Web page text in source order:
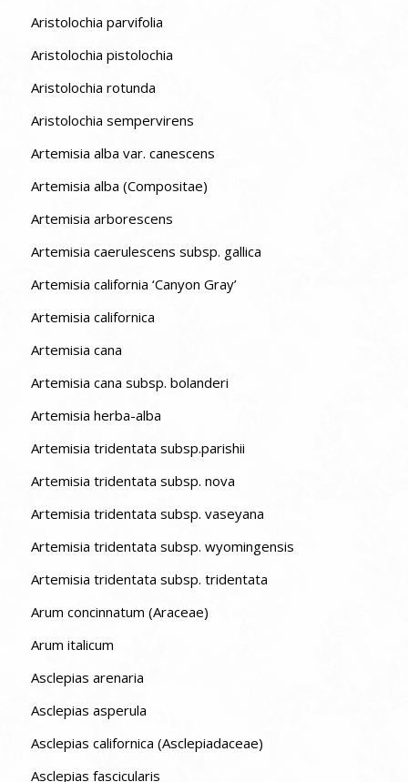
Aristolochia parvifolia
Aristolochia pistolochia
Aristolochia rotunda
Aristolochia sempervirens
Artemisia alba var. canescens
Artemisia alba (Compositae)
Artemisia arborescens
Artemisia caerulescens subsp. gallica
Artemisia california ‘Canyon Gray’
Artemisia californica
Artemisia cana
Artemisia cana subsp. bolanderi
Artemisia herba-alba
Artemisia tridentata subsp.parishii
Artemisia tridentata subsp. nova
Artemisia tridentata subsp. vaseyana
Artemisia tridentata subsp. wyomingensis
Artemisia tridentata subsp. tridentata
Arum concinnatum (Araceae)
Arum italicum
Asclepias arenaria
Asclepias asperula
Asclepias californica (Asclepiadaceae)
Asclepias fascicularis